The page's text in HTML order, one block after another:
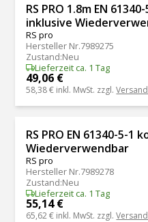
RS PRO 1.8m EN
inklusive
RS pro
Hersteller Nr.7989275
Zustand:Neu
Lieferzeit ca. 1 Tag
49,06 €
58,38 € inkl. MwSt. zzgl.
RS PRO EN 61340-5-1
Wiederverwendbar
RS pro
Hersteller Nr.7989278
Zustand:Neu
Lieferzeit ca. 1 Tag
55,14 €
65,62 € inkl. MwSt. zzgl.